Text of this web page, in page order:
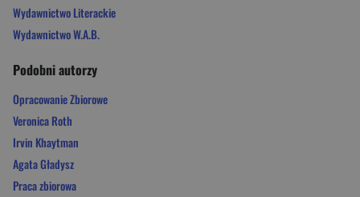
Wydawnictwo Literackie
Wydawnictwo W.A.B.
Podobni autorzy
Opracowanie Zbiorowe
Veronica Roth
Irvin Khaytman
Agata Gładysz
Praca zbiorowa